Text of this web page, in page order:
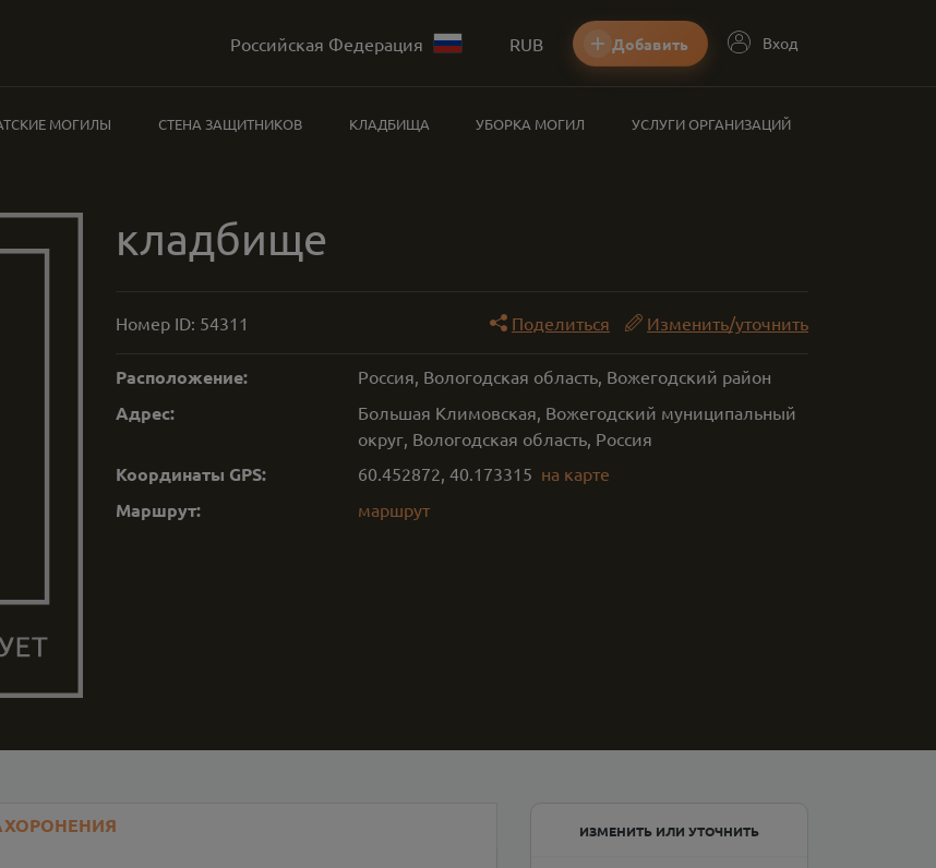
Российская Федерация RUB Добавить Вход
МОГИЛЫ СТЕНА ЗАЩИТНИКОВ КЛАДБИЩА УБОРКА МОГИЛ УСЛУГИ ОРГАНИЗАЦИЙ
кладбище
Номер ID: 54311 Поделиться Изменить/уточнить
Расположение: Россия, Вологодская область, Вожегодский район
Адрес:
Большая Климовская, Вожегодский муниципальный
округ, Вологодская область, Россия
Координаты GPS: 60.452872, 40.173315 на карте
Маршрут: маршрут
ИЗМЕНИТЬ ИЛИ УТОЧНИТЬ